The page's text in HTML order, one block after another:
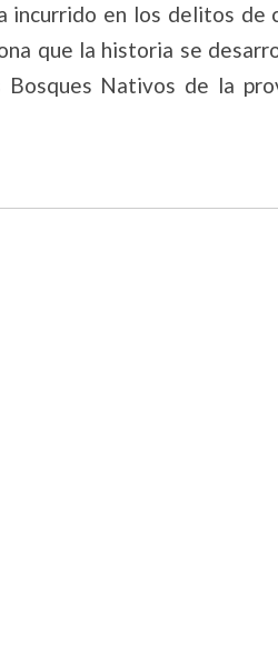
incurrido en los delitos de
que la historia se
Nativos de la